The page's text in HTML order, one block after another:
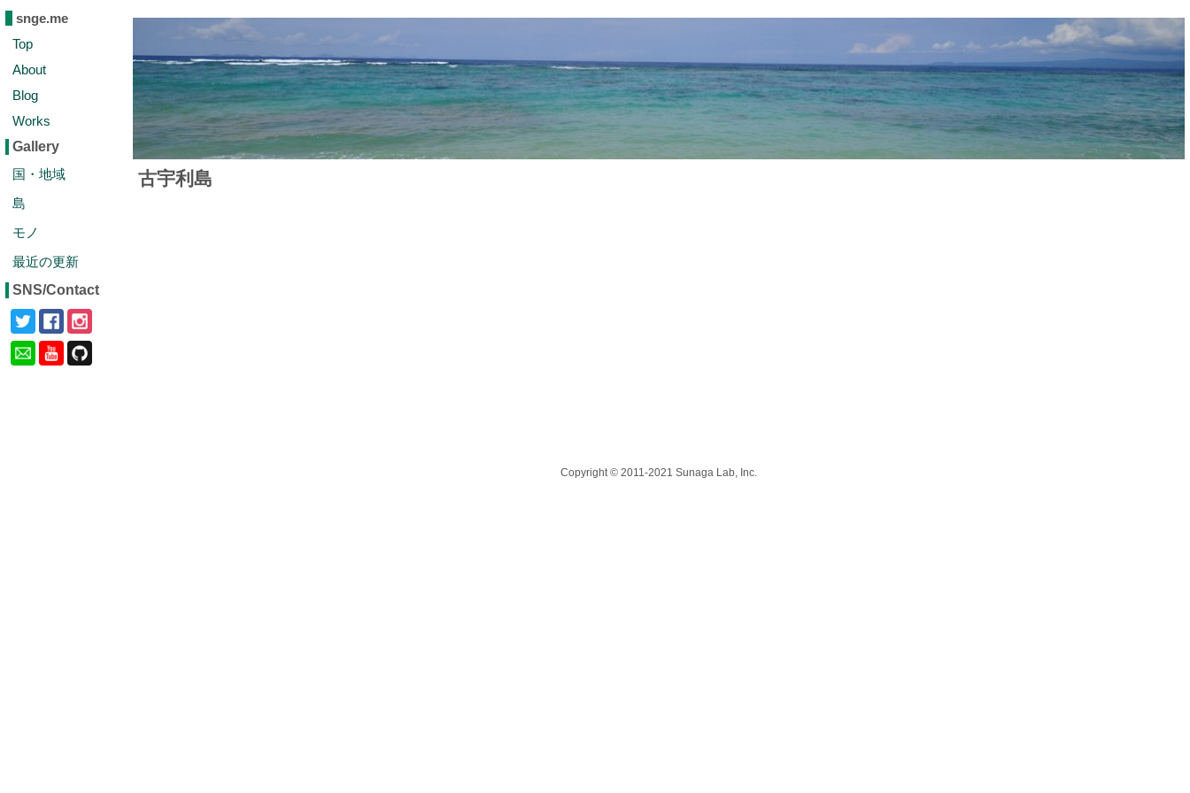
snge.me
Top
About
Blog
Works
Gallery
国・地域
島
モノ
最近の更新
SNS/Contact
古宇利島
Copyright © 2011-2021 Sunaga Lab, Inc.